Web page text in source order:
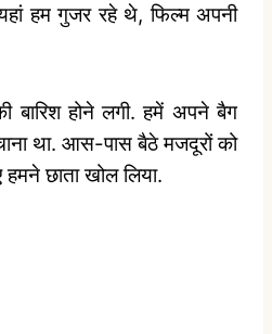
हम गुजर रहे थे, फिल्म अपनी
बारिश होने लगी. हमें अपने बैग
था. आस-पास बैठे मजदूरों को
छाता खोल लिया.